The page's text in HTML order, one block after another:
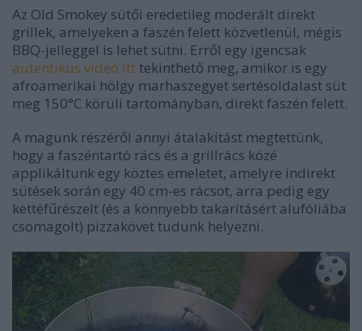
Az Old Smokey sütői eredetileg moderált direkt
grillek, amelyeken a faszén felett közvetlenül, mégis
BBQ-jelleggel is lehet sütni. Erről egy igencsak
autentikus videó itt tekinthető meg, amikor is egy
afroamerikai hölgy marhaszegyet sertésoldalast süt
meg 150°C körüli tartományban, direkt faszén felett.
A magunk részéről annyi átalakítást megtettünk,
hogy a faszéntartó rács és a grillrács közé
applikáltunk egy köztes emeletet, amelyre indirekt
sütések során egy 40 cm-es rácsot, arra pedig egy
kettéfűrészelt (és a könnyebb takarításért alufóliába
csomagolt) pizzakövet tudunk helyezni.